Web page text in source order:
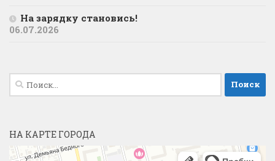
На зарядку становись!
06.07.2026
Найти:
НА КАРТЕ ГОРОДА